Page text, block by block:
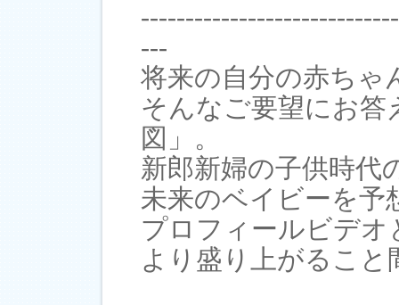
---
将来の自分の赤ち
そんなご要望にお答
図」。
新郎新婦の子供時代
未来のベイビーを予
プロフィールビデ
より盛り上がること